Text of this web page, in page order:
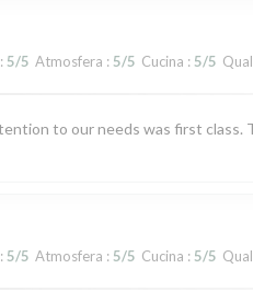
: 5/5 Atmosfera : 5/5 Cucina : 5/5
to our needs was first class.
: 5/5 Atmosfera : 5/5 Cucina : 5/5